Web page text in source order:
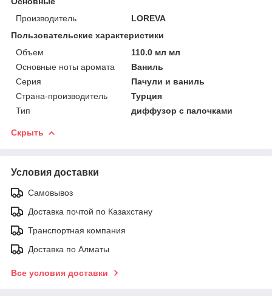
Производитель
LOREVA
Пользовательские характеристики
Объем
110.0 мл мл
Основные ноты аромата
Ваниль
Серия
Пачули и ваниль
Страна-производитель
Турция
Тип
диффузор с палочками
Скрыть
Условия доставки
Самовывоз
Доставка почтой по Казахстану
Транспортная компания
Доставка по Алматы
Все условия доставки